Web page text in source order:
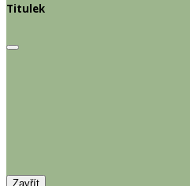
Titulek
Zavřít